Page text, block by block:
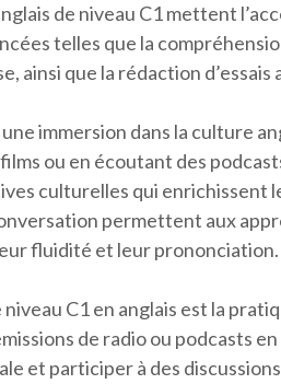
de niveau C1 mettent
telles que la
ainsi que la rédaction d’essais
immersion dans la culture
ou en écoutant des
culturelles qui enrichissent
permettent aux
fluidité et leur prononciation.
C1 en anglais est la
de radio ou podcasts en
et participer à des